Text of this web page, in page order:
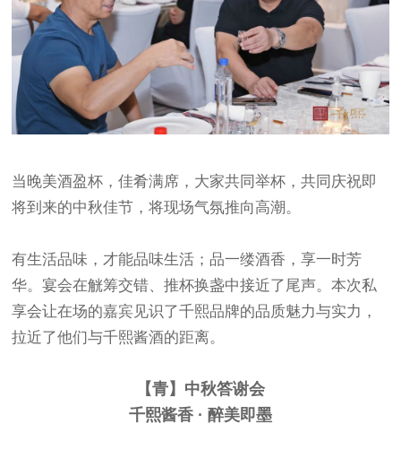
当晚美酒盈杯，佳肴满席，大家共同举杯，共同庆祝即
将到来的中秋佳节，将现场气氛推向高潮。
有生活品味，才能品味生活；品一缕酒香，享一时芳
华。宴会在觥筹交错、推杯换盏中接近了尾声。本次私
享会让在场的嘉宾见识了千熙品牌的品质魅力与实力，
拉近了他们与千熙酱酒的距离。
【青】中秋答谢会
千熙酱香 · 醉美即墨